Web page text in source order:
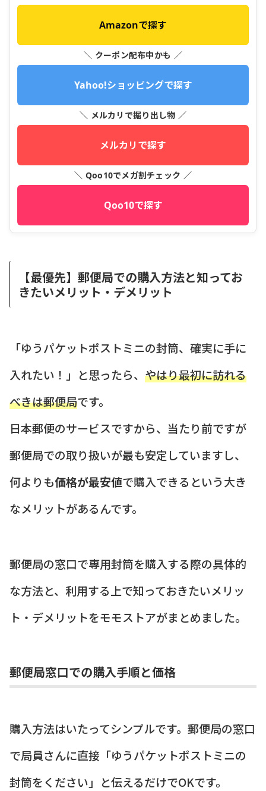
Amazonで探す
＼ クーポン配布中かも ／
Yahoo!ショッピングで探す
＼ メルカリで掘り出し物 ／
メルカリで探す
＼ Qoo10でメガ割チェック ／
Qoo10で探す
【最優先】郵便局での購入方法と知ってお
きたいメリット・デメリット
「ゆうパケットポストミニの封筒、確実に手に
入れたい！」と思ったら、 やはり最初に訪れる
べきは郵便局です。
日本郵便のサービスですから、当たり前ですが
郵便局での取り扱いが最も安定していますし、
何よりも価格が最安値で購入できるという大き
なメリットがあるんです。
郵便局の窓口で専用封筒を購入する際の具体的
な方法と、利用する上で知っておきたいメリッ
ト・デメリットをモモストアがまとめました。
郵便局窓口での購入手順と価格
購入方法はいたってシンプルです。郵便局の窓口
で局員さんに直接「ゆうパケットポストミニの
封筒をください」と伝えるだけでOKです。